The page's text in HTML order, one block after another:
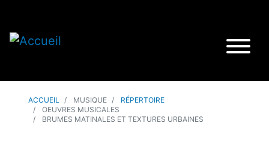
ACCUEIL MUSIQUE
RÉPERTOIRE
OEUVRES MUSICALES
BRUMES MATINALES ET TEXTURES URBAINES